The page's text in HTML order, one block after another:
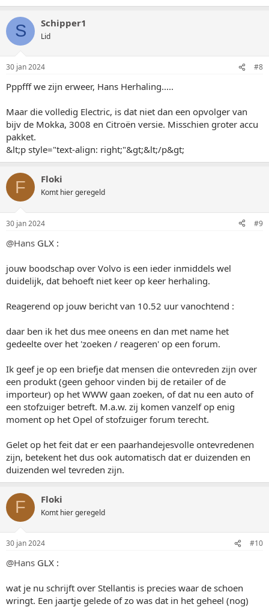
S Schipper1
Lid
30 jan 2024 #8
Pppfff we zijn erweer, Hans Herhaling.....
Maar die volledig Electric, is dat niet dan een opvolger van
bijv de Mokka, 3008 en Citroën versie. Misschien groter accu
pakket.
&lt;p style="text-align: right;"&gt;&lt;/p&gt;
F Floki
Komt hier geregeld
30 jan 2024 #9
@Hans GLX :
jouw boodschap over Volvo is een ieder inmiddels wel
duidelijk, dat behoeft niet keer op keer herhaling.
Reagerend op jouw bericht van 10.52 uur vanochtend :
daar ben ik het dus mee oneens en dan met name het
gedeelte over het 'zoeken / reageren' op een forum.
Ik geef je op een briefje dat mensen die ontevreden zijn over
een produkt (geen gehoor vinden bij de retailer of de
importeur) op het WWW gaan zoeken, of dat nu een auto of
een stofzuiger betreft. M.a.w. zij komen vanzelf op enig
moment op het Opel of stofzuiger forum terecht.
Gelet op het feit dat er een paarhandejesvolle ontevredenen
zijn, betekent het dus ook automatisch dat er duizenden en
duizenden wel tevreden zijn.
F Floki
Komt hier geregeld
30 jan 2024 #10
@Hans GLX :
wat je nu schrijft over Stellantis is precies waar de schoen
wringt. Een jaartje gelede of zo was dat in het geheel (nog)